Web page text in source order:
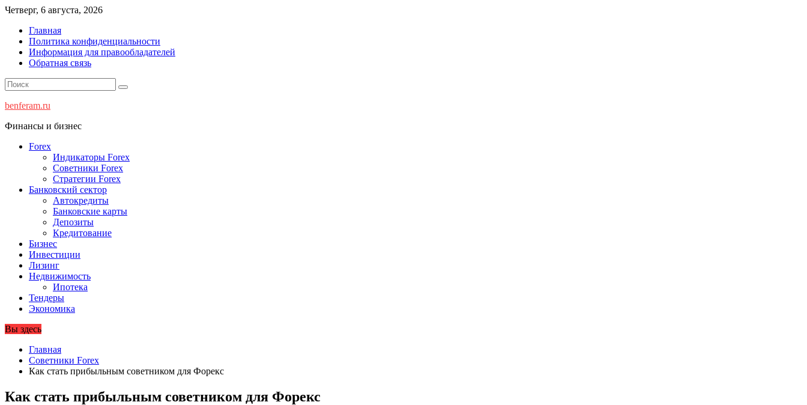
Перейти
содержимому
Четверг, 6 августа, 2026
Главная
Политика конфиденциальности
Информация для правообладателей
Обратная связь
benferam.ru
Финансы и бизнес
Forex
Индикаторы Forex
Советники Forex
Стратегии Forex
Банковский сектор
Автокредиты
Банковские карты
Депозиты
Кредитование
Бизнес
Инвестиции
Лизинг
Недвижимость
Ипотека
Тендеры
Экономика
Вы здесь
Главная
Советники Forex
Как стать прибыльным советником для Форекс
Как стать прибыльным советником для Форекс